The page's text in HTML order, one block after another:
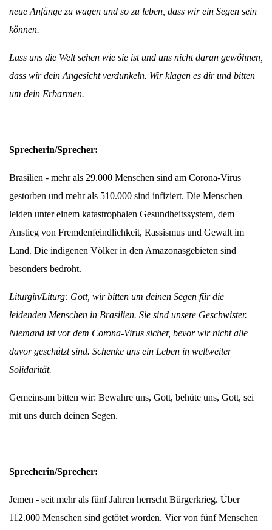
neue Anfänge zu wagen und so zu leben, dass wir ein Segen sein
können.
Lass uns die Welt sehen wie sie ist und uns nicht daran gewöhnen,
dass wir dein Angesicht verdunkeln. Wir klagen es dir und bitten
um dein Erbarmen.
Sprecherin/Sprecher:
Brasilien - mehr als 29.000 Menschen sind am Corona-Virus
gestorben und mehr als 510.000 sind infiziert. Die Menschen
leiden unter einem katastrophalen Gesundheitssystem, dem
Anstieg von Fremdenfeindlichkeit, Rassismus und Gewalt im
Land. Die indigenen Völker in den Amazonasgebieten sind
besonders bedroht.
Liturgin/Liturg: Gott, wir bitten um deinen Segen für die
leidenden Menschen in Brasilien. Sie sind unsere Geschwister.
Niemand ist vor dem Corona-Virus sicher, bevor wir nicht alle
davor geschützt sind. Schenke uns ein Leben in weltweiter
Solidarität.
Gemeinsam bitten wir: Bewahre uns, Gott, behüte uns, Gott, sei
mit uns durch deinen Segen.
Sprecherin/Sprecher:
Jemen - seit mehr als fünf Jahren herrscht Bürgerkrieg. Über
112.000 Menschen sind getötet worden. Vier von fünf Menschen